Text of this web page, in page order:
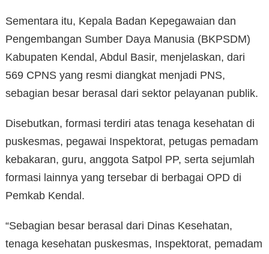
Sementara itu, Kepala Badan Kepegawaian dan
Pengembangan Sumber Daya Manusia (BKPSDM)
Kabupaten Kendal, Abdul Basir, menjelaskan, dari
569 CPNS yang resmi diangkat menjadi PNS,
sebagian besar berasal dari sektor pelayanan publik.
Disebutkan, formasi terdiri atas tenaga kesehatan di
puskesmas, pegawai Inspektorat, petugas pemadam
kebakaran, guru, anggota Satpol PP, serta sejumlah
formasi lainnya yang tersebar di berbagai OPD di
Pemkab Kendal.
“Sebagian besar berasal dari Dinas Kesehatan,
tenaga kesehatan puskesmas, Inspektorat, pemadam